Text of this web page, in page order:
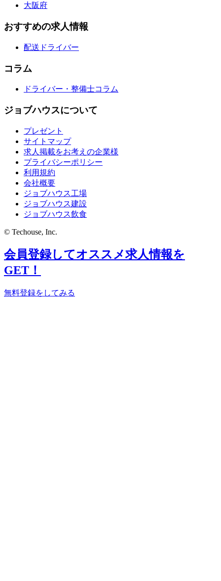
大阪府
おすすめの求人情報
配送ドライバー
コラム
ドライバー・整備士コラム
ジョブハウスについて
プレゼント
サイトマップ
求人掲載をお考えの企業様
プライバシーポリシー
利用規約
会社概要
ジョブハウス工場
ジョブハウス建設
ジョブハウス飲食
© Techouse, Inc.
会員登録してオススメ求人情報を
GET！
無料登録をしてみる